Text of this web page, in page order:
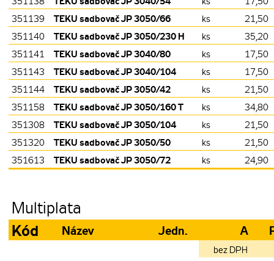
351139
TEKU sadbovač JP 3050/66 ks
21,50
351140
TEKU sadbovač JP 3050/230 H ks
35,20
351141
TEKU sadbovač JP 3040/80 ks
17,50
351143
TEKU sadbovač JP 3040/104 ks
17,50
351144
TEKU sadbovač JP 3050/42 ks
21,50
351158
TEKU sadbovač JP 3050/160 T ks
34,80
351308
TEKU sadbovač JP 3050/104 ks
21,50
351320
TEKU sadbovač JP 3050/50 ks
21,50
351613
TEKU sadbovač JP 3050/72 ks 24,90
Multiplata
Kód Název Jedn. A
bez DPH